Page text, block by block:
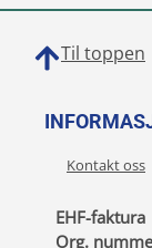
Til toppen
Kontakt oss
EHF-faktura
Org.